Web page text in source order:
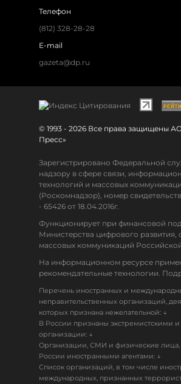
Телефон
(812) 328-28-28
E-mail
gazeta@dp.ru
© 1993 - 2026 Все права защищены
Пресс»
Зарегистрировано Федеральной
надзору в сфере связи,
технологий и массовых
(Роскомнадзор), номер
- 65426 от 18.04.2016г.
Функционирует при финансовой
Министерства цифрового развития,
массовых коммуникаций
На информационном ресурсе
рекомендательные технологии.
Перечень иностранных и
неправительственных организаций,
которых признана нежелательной: ↓
В России признаны экстремистскими
организации: ↓
Организации, СМИ и физические лица,
России иностранными агентами: ↓
Список организаций, в том числе
международных, признанных